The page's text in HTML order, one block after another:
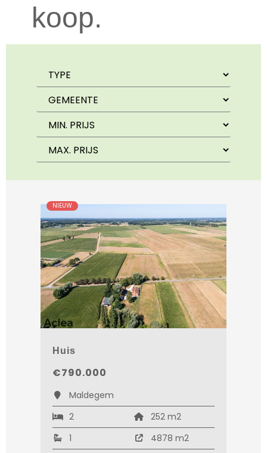
koop.
NIEUW
Huis
€790.000
Maldegem
2
252 m2
1
4878 m2